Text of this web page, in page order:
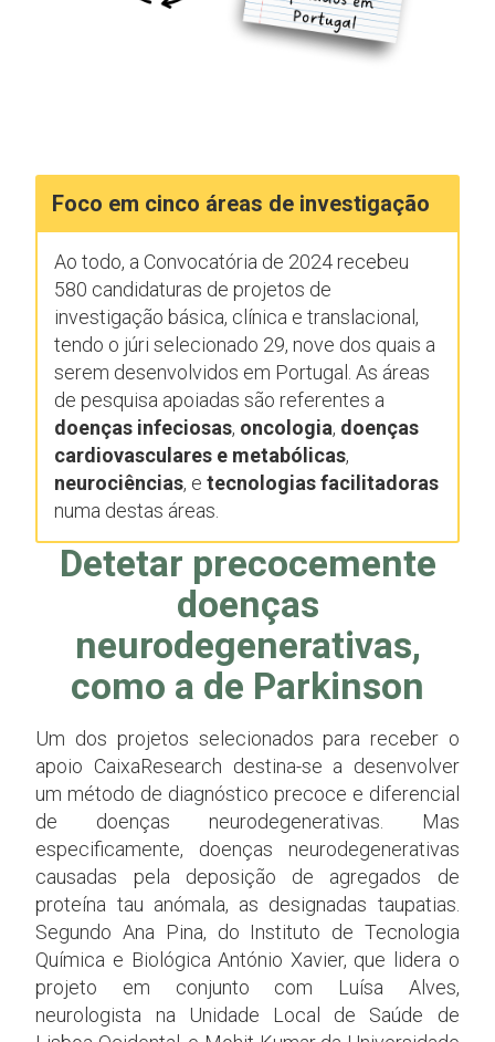
Foco em cinco áreas de investigação
Ao todo, a Convocatória de 2024 recebeu
580 candidaturas de projetos de
investigação básica, clínica e translacional,
tendo o júri selecionado 29, nove dos quais a
serem desenvolvidos em Portugal. As áreas
de pesquisa apoiadas são referentes a
doenças infeciosas, oncologia, doenças
cardiovasculares e metabólicas,
neurociências, etecnologias facilitadoras
numa destas áreas.
Detetar precocemente
doenças
neurodegenerativas,
como a de Parkinson
Um dos projetos selecionados para receber o
apoio CaixaResearch destina-se a desenvolver
um método de diagnóstico precoce e diferencial
de doenças neurodegenerativas. Mas
especificamente, doenças neurodegenerativas
causadas pela deposição de agregados de
proteína tau anómala, as designadas taupatias.
Segundo Ana Pina, do Instituto de Tecnologia
Química e Biológica António Xavier, que lidera o
projeto em conjunto com Luísa Alves,
neurologista na Unidade Local de Saúde de